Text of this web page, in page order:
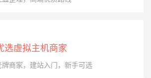
选虚拟主机商家
商家，建站入门，新手可选